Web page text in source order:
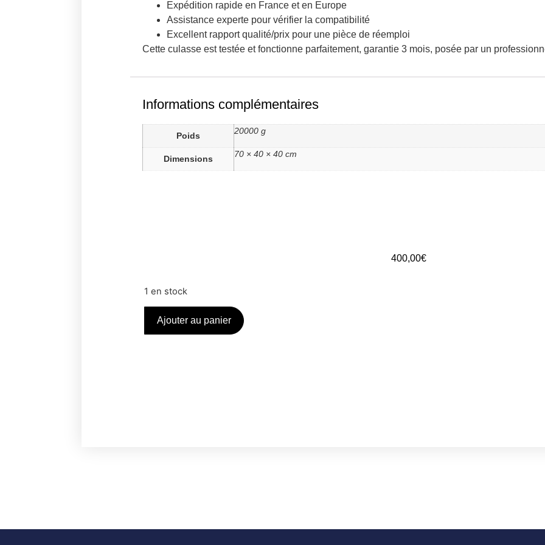
Expédition rapide en France et en Europe
Assistance experte pour vérifier la compatibilité
Excellent rapport qualité/prix pour une pièce de réemploi
Cette culasse est testée et fonctionne parfaitement, garantie 3 mois, posée par un
Informations complémentaires
Poids 20000 g
Dimensions 70 × 40 × 40 cm
400,00€
1 en stock
Ajouter au panier